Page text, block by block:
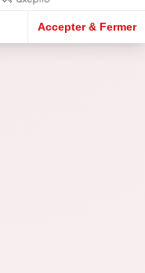
Accepter & Fermer